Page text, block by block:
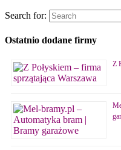
Search for:
Ostatnio dodane firmy
Z